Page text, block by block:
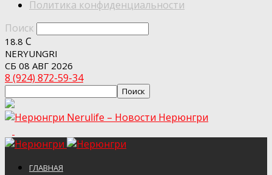
Политика конфиденциальности
Поиск
18.8 C
NERYUNGRI
СБ 08 АВГ 2026
8 (924) 872-59-34
Nerulife – Новости Нерюнгри
ГЛАВНАЯ